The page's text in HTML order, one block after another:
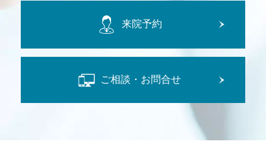
来院予約
ご相談・お問合せ